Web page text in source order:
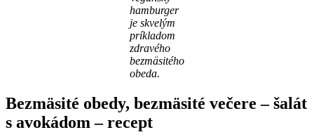
hamburger
je skvelým
príkladom
zdravého
bezmäsitého
obeda.
Bezmäsité obedy, bezmäsité večere – šalát
s avokádom – recept